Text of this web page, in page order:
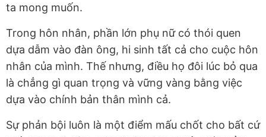
ta mong muốn.
Trong hôn nhân, phần lớn phụ nữ có thói quen
dựa dẫm vào đàn ông, hi sinh tất cả cho cuộc hôn
nhân của mình. Thế nhưng, điều họ đôi lúc bỏ qua
là chẳng gì quan trọng và vững vàng bằng việc
dựa vào chính bản thân mình cả.
Sự phản bội luôn là một điểm mấu chốt cho bất cứ